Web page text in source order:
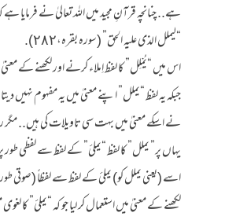
ہے.. چنانچہ قرآنِ مجید میں اللہ تعالیٰ نے فرمایا ہے
“لیملل الذی علیه الحق” (سورہ بقرہ،٢٨٢).
اس میں “یُمْلِل” کا لفظ اِملاء کرنے اور لکھنے کے
جبکہ یہ لفظ “یملل” اپنے معنیٰ میں یہ مفہوم نہیں
نے اسکے معنیٰ میں بہت سی تاویلات کی ہیں.. مگر
یہاں پر” یملل” کا لفظ “یملئ” کے لفظ سے لفظی
اسے (یعنی یملل کو) یملئ کے لفظ سے لفظاً (صوتی طور
لکھنے کے معنیٰ میں استعمال کر لیا جو کہ “یملئ” کا